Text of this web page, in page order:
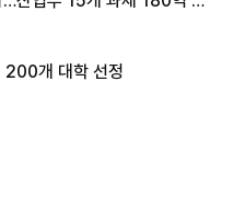
200개 대학 선정